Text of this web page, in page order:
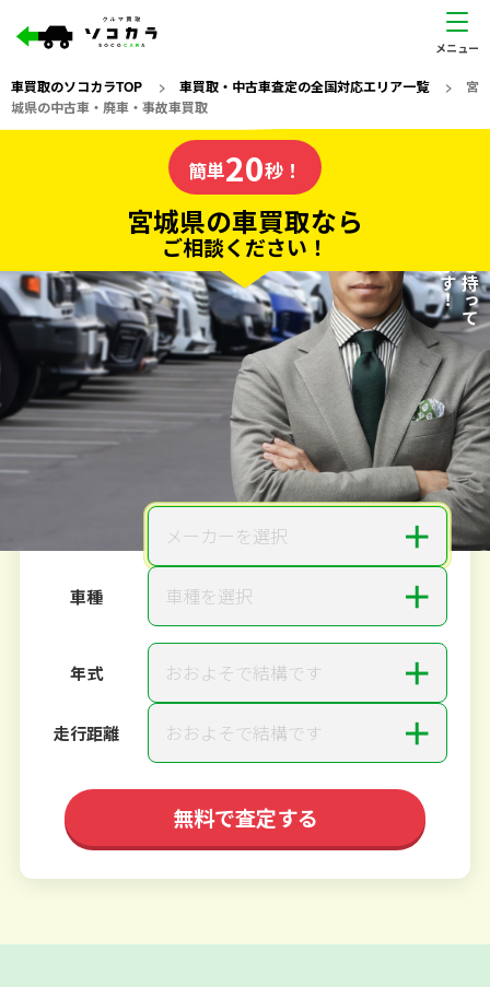
車買取のソコカラTOP > 車買取・中古車査定の全国対応エリア一覧> 宮
城県の中古車・廃車・事故車買取
の車買取なら
ソコカラの
電話か出張か、高い方の査定を提案。
だから高価買取!
私たちが責任を持って
査定いたします！
簡単20秒！
宮城県の車買取なら
ご相談ください！
20秒で入力完了！
無料で カンタンWeb査定
ご依頼いただいたお車を丁寧に査定いたします
メーカーを選択 ＋
車種 車種を選択 ＋
年式 おおよそで結構です ＋
走行距離 おおよそで結構です ＋
無料で査定する